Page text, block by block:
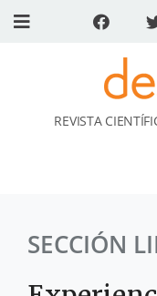
REVISTA
SECCIÓN